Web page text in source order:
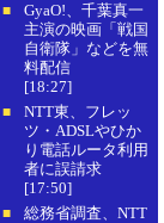
■
GyaO!、千葉真一
主演の映画「戦国
自衛隊」などを無
料配信
[18:27]
■
NTT東、フレッ
ツ・ADSLやひか
り電話ルータ利用
者に誤請求
[17:50]
■
総務省調査、NTT